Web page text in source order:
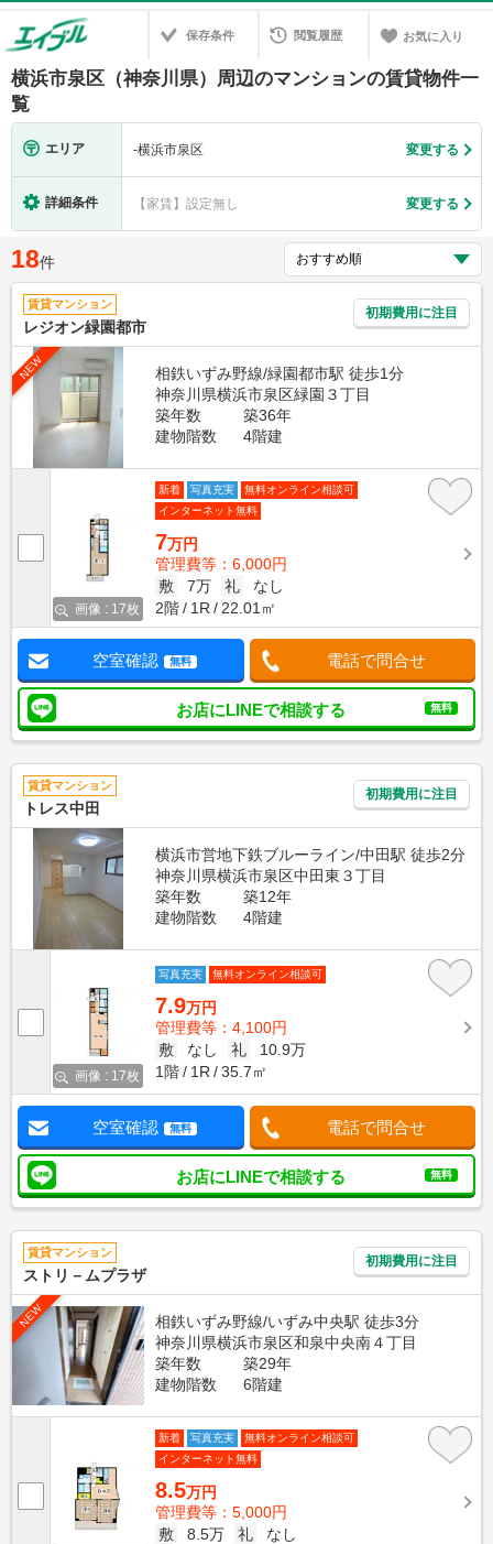
保存条件 閲覧履歴 お気に入り
横浜市泉区（神奈川県）周辺のマンションの賃貸物件一
覧
エリア -横浜市泉区 変更する
詳細条件 【家賃】設定無し 変更する
18件
賃貸マンション
レジオン緑園都市
初期費用に注目
NEW
相鉄いずみ野線/緑園都市駅 徒歩1分
神奈川県横浜市泉区緑園３丁目
築年数
築36年
建物階数
4階建
画像 : 17枚
新着 写真充実
無料オンライン相談可
インターネット無料
7万円
管理費等：6,000円
敷
7万 礼
なし
2階
1R 22.01㎡
空室確認 無料 電話で問合せ
お店にLINEで相談する 無料
賃貸マンション
トレス中田
初期費用に注目
横浜市営地下鉄ブルーライン/中田駅 徒歩2分
神奈川県横浜市泉区中田東３丁目
築年数
築12年
建物階数
4階建
画像 : 17枚
写真充実 無料オンライン相談可
7.9万円
管理費等：4,100円
敷
なし 礼
10.9万
1階
1R 35.7㎡
空室確認 無料 電話で問合せ
お店にLINEで相談する 無料
賃貸マンション
ストリ－ムプラザ
初期費用に注目
NEW
相鉄いずみ野線/いずみ中央駅 徒歩3分
神奈川県横浜市泉区和泉中央南４丁目
築年数
築29年
建物階数
6階建
新着 写真充実
無料オンライン相談可
インターネット無料
8.5万円
管理費等：5,000円
敷
8.5万 礼
なし